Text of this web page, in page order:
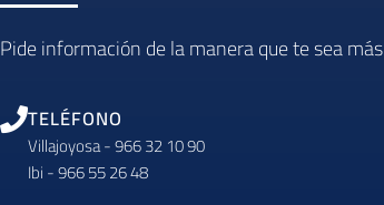
Pide información de la manera que te sea
TELÉFONO
Villajoyosa - 966 32 10 90
Ibi - 966 55 26 48